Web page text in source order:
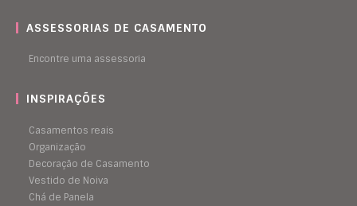
ASSESSORIAS DE CASAMENTO
Encontre uma assessoria
INSPIRAÇÕES
Casamentos reais
Organização
Decoração de Casamento
Vestido de Noiva
Chá de Panela